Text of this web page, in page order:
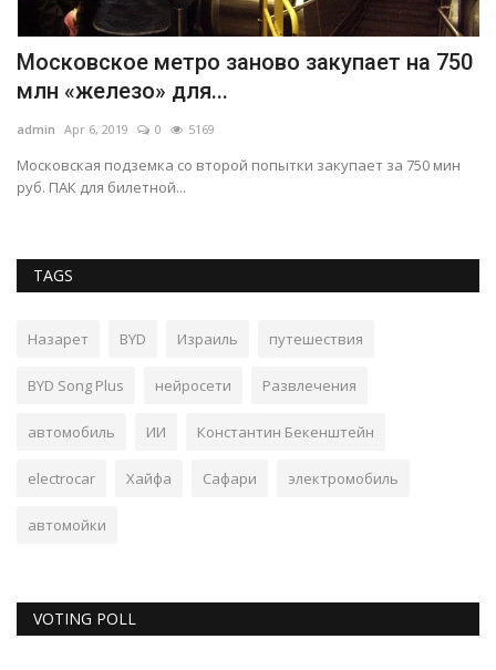
Московское метро заново закупает на 750
млн «железо» для...
admin Apr 6, 2019 0 5169
Московская подземка со второй попытки закупает за 750 мин
руб. ПАК для билетной...
TAGS
Назарет BYD Израиль путешествия
BYD Song Plus нейросети Развлечения
автомобиль ИИ Константин Бекенштейн
electrocar Хайфа Сафари электромобиль
автомойки
VOTING POLL